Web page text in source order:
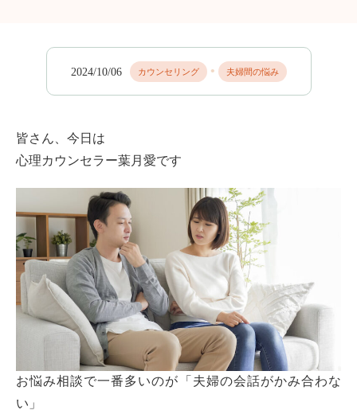
2024/10/06 カウンセリング • 夫婦間の悩み
皆さん、今日は
心理カウンセラー葉月愛です
お悩み相談で一番多いのが「夫婦の会話がかみ合わな
い」